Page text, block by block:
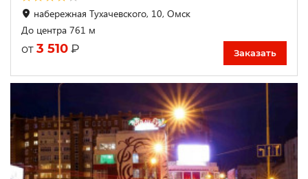
набережная Тухачевского, 10, Омск
До центра 761 м
от 3 510 ₽ Заказать